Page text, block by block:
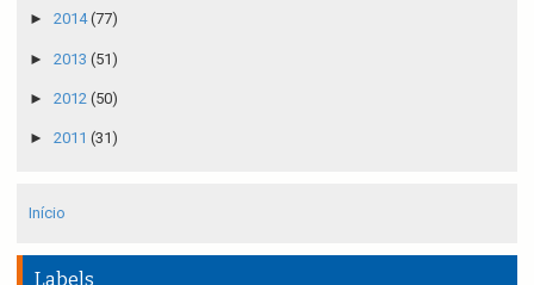
► 2014(77)
► 2013 (51)
► 2012 (50)
► 2011 (31)
Início
Labels